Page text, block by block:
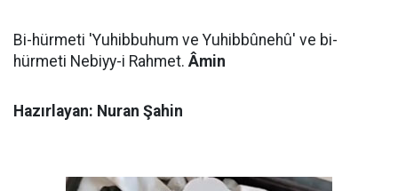
Bi-hürmeti 'Yuhibbuhum ve Yuhibbûnehû' ve bi-
hürmeti Nebiyy-i Rahmet. Âmin
Hazırlayan: Nuran Şahin